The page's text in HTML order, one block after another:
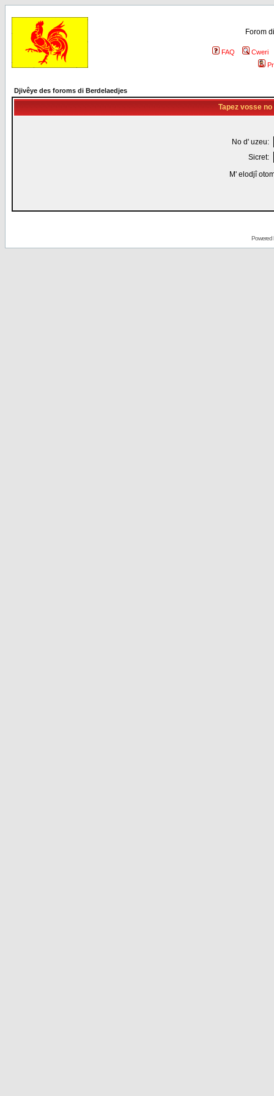
Forom
FAQ
Cweri
Djivêye des foroms di Berdelaedjes
Tapez vosse
No d' uzeu:
Sicret:
M' elodjî
Powered